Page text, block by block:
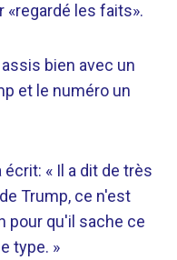
«regardé les faits».
bien avec un
et le numéro un
écrit: « Il a dit de très
Trump, ce n'est
pour qu'il sache ce
type. »